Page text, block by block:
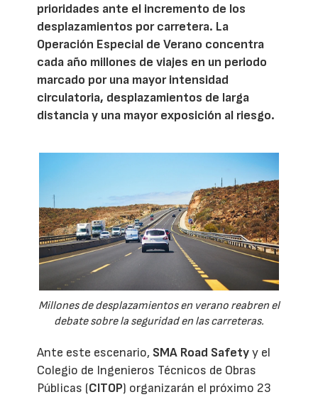
prioridades ante el incremento de los
desplazamientos por carretera. La
Operación Especial de Verano concentra
cada año millones de viajes en un periodo
marcado por una mayor intensidad
circulatoria, desplazamientos de larga
distancia y una mayor exposición al riesgo.
Millones de desplazamientos en verano reabren el
debate sobre la seguridad en las carreteras.
Ante este escenario, SMA Road Safetyy el
Colegio de Ingenieros Técnicos de Obras
Públicas (CITOP) organizarán el próximo 23